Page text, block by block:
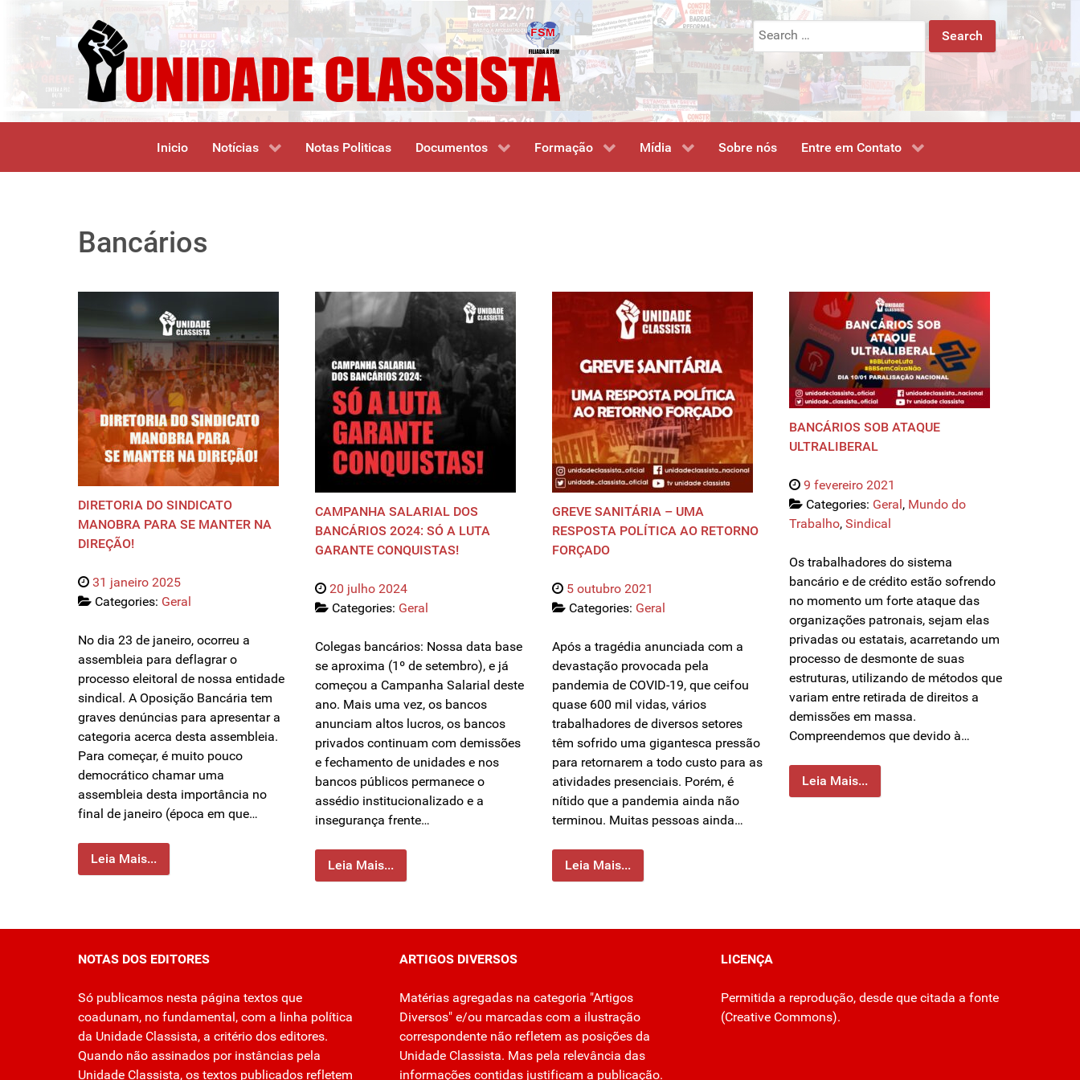
Search
for:
Inicio Notícias Notas Politicas Documentos Formação Mídia Sobre nós Entre em Contato
Bancários
DIRETORIA DO SINDICATO
MANOBRA PARA SE MANTER NA
DIREÇÃO!
31 janeiro 2025
Categories: Geral
No dia 23 de janeiro, ocorreu a
assembleia para deflagrar o
processo eleitoral de nossa entidade
sindical. A Oposição Bancária tem
graves denúncias para apresentar a
categoria acerca desta assembleia.
Para começar, é muito pouco
democrático chamar uma
assembleia desta importância no
final de janeiro (época em que…
Leia Mais...
CAMPANHA SALARIAL DOS
BANCÁRIOS 2O24: SÓ A LUTA
GARANTE CONQUISTAS!
20 julho 2024
Categories: Geral
Colegas bancários: Nossa data base
se aproxima (1º de setembro), e já
começou a Campanha Salarial deste
ano. Mais uma vez, os bancos
anunciam altos lucros, os bancos
privados continuam com demissões
e fechamento de unidades e nos
bancos públicos permanece o
assédio institucionalizado e a
insegurança frente…
Leia Mais...
GREVE SANITÁRIA – UMA
RESPOSTA POLÍTICA AO RETORNO
FORÇADO
5 outubro 2021
Categories: Geral
Após a tragédia anunciada com a
devastação provocada pela
pandemia de COVID-19, que ceifou
quase 600 mil vidas, vários
trabalhadores de diversos setores
têm sofrido uma gigantesca pressão
para retornarem a todo custo para as
atividades presenciais. Porém, é
nítido que a pandemia ainda não
terminou. Muitas pessoas ainda…
Leia Mais...
BANCÁRIOS SOB ATAQUE
ULTRALIBERAL
9 fevereiro 2021
Categories: Geral , Mundo do
Trabalho, Sindical
Os trabalhadores do sistema
bancário e de crédito estão sofrendo
no momento um forte ataque das
organizações patronais, sejam elas
privadas ou estatais, acarretando um
processo de desmonte de suas
estruturas, utilizando de métodos que
variam entre retirada de direitos a
demissões em massa.
Compreendemos que devido à…
Leia Mais...
NOTAS DOS EDITORES
Só publicamos nesta página textos que
coadunam, no fundamental, com a linha política
da Unidade Classista, a critério dos editores.
Quando não assinados por instâncias pela
Unidade Classista, os textos publicados refletem
ARTIGOS DIVERSOS
Matérias agregadas na categoria "Artigos
Diversos" e/ou marcadas com a ilustração
correspondente não refletem as posições da
Unidade Classista. Mas pela relevância das
informações contidas justificam a publicação.
LICENÇA
Permitida a reprodução, desde que citada a fonte
(Creative Commons).